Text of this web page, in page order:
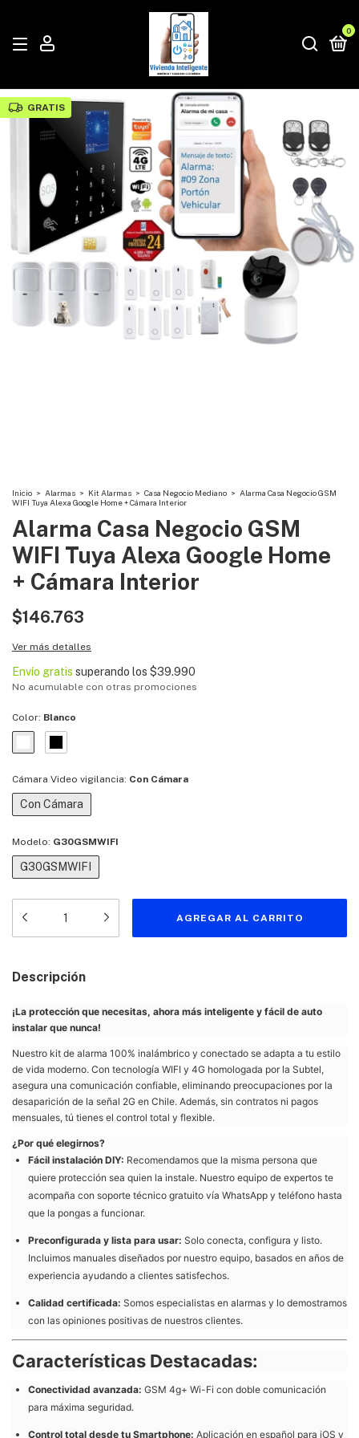
0
GRATIS
Inicio > Alarmas > Kit Alarmas > Casa Negocio Mediano > Alarma Casa Negocio GSM
WIFI Tuya Alexa Google Home + Cámara Interior
Alarma Casa Negocio GSM
WIFI Tuya Alexa Google Home
+ Cámara Interior
$146.763
Ver más detalles
Envío gratis superando los $39.990
No acumulable con otras promociones
Color: Blanco
Cámara Video vigilancia: Con Cámara
Con Cámara
Modelo: G30GSMWIFI
G30GSMWIFI
Descripción
¡La protección que necesitas, ahora más inteligente y fácil de auto
instalar que nunca!
Nuestro kit de alarma 100% inalámbrico y conectado se adapta a tu estilo
de vida moderno. Con tecnología WIFI y 4G homologada por la Subtel,
asegura una comunicación confiable, eliminando preocupaciones por la
desaparición de la señal 2G en Chile. Además, sin contratos ni pagos
mensuales, tú tienes el control total y flexible.
¿Por qué elegirnos?
Fácil instalación DIY: Recomendamos que la misma persona que
quiere protección sea quien la instale. Nuestro equipo de expertos te
acompaña con soporte técnico gratuito vía WhatsApp y teléfono hasta
que la pongas a funcionar.
Preconfigurada y lista para usar: Solo conecta, configura y listo.
Incluimos manuales diseñados por nuestro equipo, basados en años de
experiencia ayudando a clientes satisfechos.
Calidad certificada: Somos especialistas en alarmas y lo demostramos
con las opiniones positivas de nuestros clientes.
Características Destacadas:
Conectividad avanzada: GSM 4g+ Wi-Fi con doble comunicación
para máxima seguridad.
Control total desde tu Smartphone: Aplicación en español para iOS y